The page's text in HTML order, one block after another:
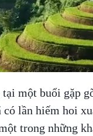
một buổi gặp
lần hiếm hoi
trong những